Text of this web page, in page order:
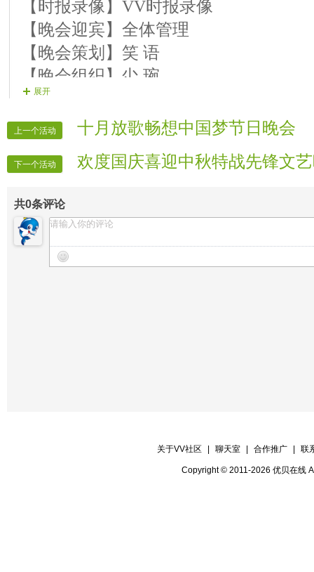
【时报录像】VV时报录像
【晚会迎宾】全体管理
【晚会策划】笑 语
【晚会组织】尐 琬
【晚会导演】笑 语
【晚会主持】无泪 王子
【片花制作】婼謧 飘飘
【晚会递麦】平淡
鱼儿》《飘飘》
【晚会广播】大总管
【晚会协调】笑 语
展开
上一个活动 十月放歌畅想中国梦节日晚会
下一个活动 欢度国庆喜迎中秋特战先锋文
共0条评论
关于VV社区 聊天室 合作推广 联
Copyright © 2011-2026 优贝在线